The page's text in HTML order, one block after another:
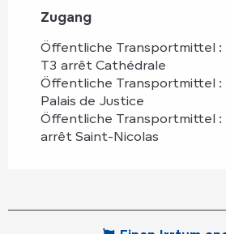
Zugang
Zugang
Öffentliche Transportmittel :
T3 arrêt Cathédrale
Öffentliche Transportmittel
Palais de Justice
Öffentliche Transportmittel :
arrêt Saint-Nicolas